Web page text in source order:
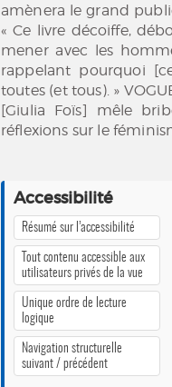
amènera le grand
« Ce livre décoiffe,
mener avec les
rappelant pourquoi
toutes (et tous). »
[Giulia Foïs] mêle
réflexions sur le
Accessibilité
Résumé sur l’accessibilité
Tout contenu accessible aux
utilisateurs privés de la vue
Unique ordre de lecture
logique
Navigation structurelle
suivant / précédent